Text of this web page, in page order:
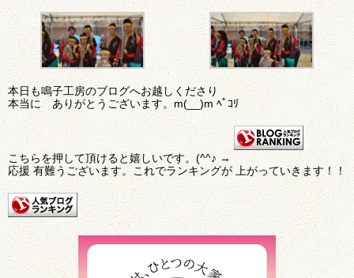
本日も鳴子工房のブログへお越しくださり
本当に ありがとうございます。m(__)m ﾍﾟｺﾘ
こちらを押して頂けると嬉しいです。(^^♪ →
応援 有難うございます。これでランキングが 上がっていきます！！